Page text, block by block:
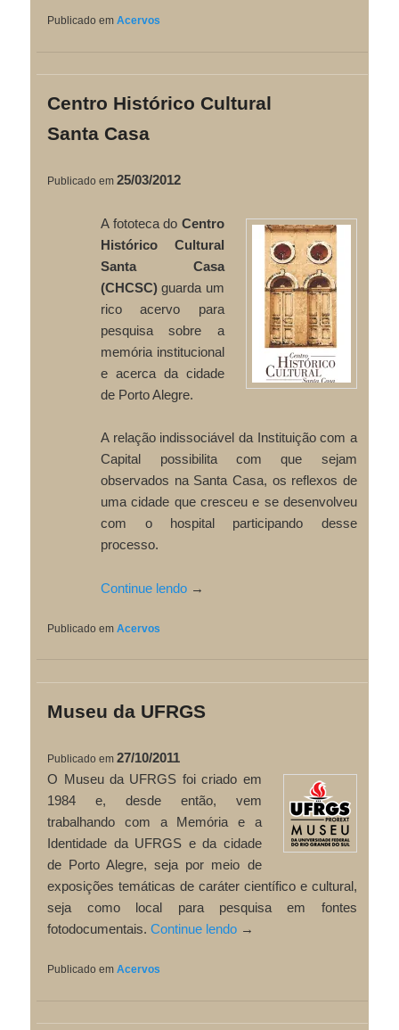
Publicado em Acervos
Centro Histórico Cultural
Santa Casa
Publicado em25/03/2012
A fototeca do Centro
Histórico Cultural
Santa Casa
(CHCSC)guarda um
rico acervo para
pesquisa sobre a
memória institucional
e acerca da cidade
de Porto Alegre.
A relação indissociável da Instituição com a
Capital possibilita com que sejam
observados na Santa Casa, os reflexos de
uma cidade que cresceu e se desenvolveu
com o hospital participando desse
processo.
Continue lendo →
Publicado em Acervos
Museu da UFRGS
Publicado em27/10/2011
O Museu da UFRGS foi criado em
1984 e, desde então, vem
trabalhando com a Memória e a
Identidade da UFRGS e da cidade
de Porto Alegre, seja por meio de
exposições temáticas de caráter científico e cultural,
seja como local para pesquisa em fontes
fotodocumentais.Continue lendo →
Publicado em Acervos